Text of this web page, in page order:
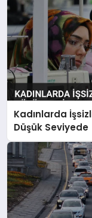
Kadınlarda
Düşük Seviyede